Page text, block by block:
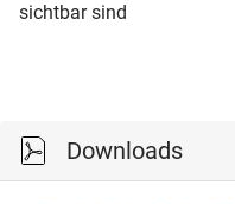
sichtbar sind
Downloads